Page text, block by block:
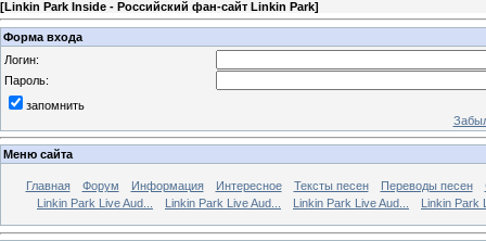
[Linkin Park Inside - Российский фан-сайт Linkin Park]
Форма входа
Логин:
Пароль:
запомнить
Меню сайта
Главная Форум Информация Интересное Тексты песен Переводы песен
Linkin Park Live Aud...
Linkin Park Live Aud... Linkin Park Live Aud... Linkin Park